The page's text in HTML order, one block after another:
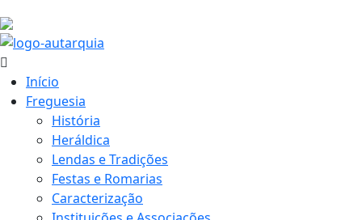
Início
Freguesia
História
Heráldica
Lendas e Tradições
Festas e Romarias
Caracterização